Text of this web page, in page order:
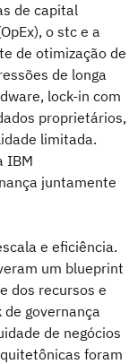
de capital
o stc e a
de otimização de
de longa
lock-in com
proprietários,
limitada.
IBM
juntamente
e eficiência.
um blueprint
dos recursos e
governança
de negócios
foram